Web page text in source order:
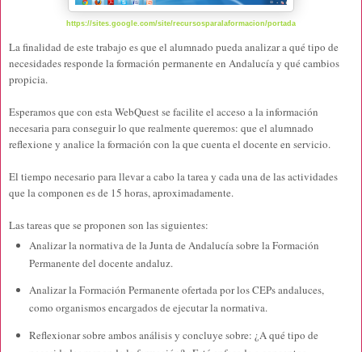
https://sites.google.com/site/recursosparalaformacion/portada
La finalidad de este trabajo es que el alumnado pueda analizar a qué tipo de
necesidades responde la formación permanente en Andalucía y qué cambios
propicia.
Esperamos que con esta WebQuest se facilite el acceso a la información
necesaria para conseguir lo que realmente queremos: que el alumnado
reflexione y analice la formación con la que cuenta el docente en servicio.
El tiempo necesario para llevar a cabo la tarea y cada una de las actividades
que la componen es de 15 horas, aproximadamente.
Las tareas que se proponen son las siguientes:
Analizar la normativa de la Junta de Andalucía sobre la Formación
Permanente del docente andaluz.
Analizar la Formación Permanente ofertada por los CEPs andaluces,
como organismos encargados de ejecutar la normativa.
Reflexionar sobre ambos análisis y concluye sobre: ¿A qué tipo de